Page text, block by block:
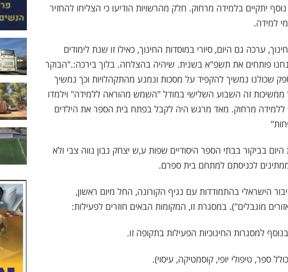
יתקיים בלמידה מרחוק. חלק מהרשויות הודיעו כי הצליחו להחזיר
למידה.
ערכה גם היום, סיורי במוסדות החינוך, כאילו זו שנת לימודים
פותחים את תשפ"א בשנית. שיהיה בהצלחה. בלוך בירכה:."הבוקר
שכולנו נמשיך להקפיד על מסכות ונמנע מהתקהלויות וכך נמשיך
זה השבוע השלישי במודל "השמש מהוראה ללמידה" וילמדו
ללמידה מרחוק. מאד מרגש היה לקבל בפתח בית הספר את הילדים
בביקור בבתי הספר היסודיים שפות ע,ש יצחק נבון נווה צבי ולא
לכניסתם למתחם בית ספרם.
הישראלי בהתמודדות עם נגיף הקורונה, החל מיום ראשון,
למסגרות החינוכיות הפעילות בתקופה זו.
ספר, טיפולי יופי, קוסמטיקה, עיסוי).